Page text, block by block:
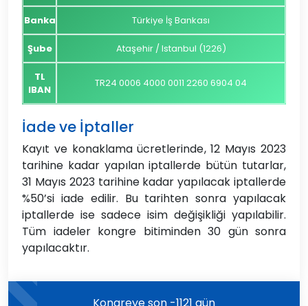
Banka Türkiye İş Bankası
Şube Ataşehir / Istanbul (1226)
TL
IBAN
TR24 0006 4000 0011 2260 6904 04
İade ve İptaller
Kayıt ve konaklama ücretlerinde, 12 Mayıs 2023
tarihine kadar yapılan iptallerde bütün tutarlar,
31 Mayıs 2023 tarihine kadar yapılacak iptallerde
%50’si iade edilir. Bu tarihten sonra yapılacak
iptallerde ise sadece isim değişikliği yapılabilir.
Tüm iadeler kongre bitiminden 30 gün sonra
yapılacaktır.